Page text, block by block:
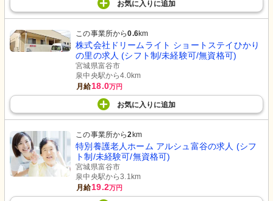
お気に入り に追加
この事業所から0.6km
株式会社ドリームライト ショートステイひかり
の里の求人 (シフト制/未経験可/無資格可)
宮城県富谷市
泉中央駅から4.0km
月給18.0万円
お気に入り に追加
この事業所から2 km
特別養護老人ホーム アルシュ富谷の求人 (シフ
ト制/未経験可/無資格可)
宮城県富谷市
泉中央駅から3.1km
月給19.2万円